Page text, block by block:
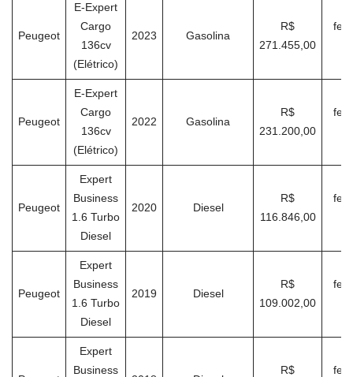
Peugeot
E-Expert
Cargo
136cv
(Elétrico)
2023 Gasolina
R$
271.455,00
Peugeot
E-Expert
Cargo
136cv
(Elétrico)
2022 Gasolina
R$
231.200,00
Peugeot
Expert
Business
1.6 Turbo
Diesel
2020 Diesel
R$
116.846,00
Peugeot
Expert
Business
1.6 Turbo
Diesel
2019 Diesel
R$
109.002,00
Expert
Business
R$